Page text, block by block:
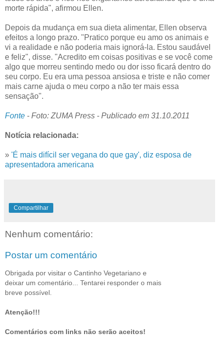
morte rápida", afirmou Ellen.
Depois da mudança em sua dieta alimentar, Ellen observa
efeitos a longo prazo. "Pratico porque eu amo os animais e
vi a realidade e não poderia mais ignorá-la. Estou saudável
e feliz", disse. "Acredito em coisas positivas e se você come
algo que morreu sentindo medo ou dor isso ficará dentro do
seu corpo. Eu era uma pessoa ansiosa e triste e não comer
mais carne ajuda o meu corpo a não ter mais essa
sensação".
Fonte - Foto: ZUMA Press - Publicado em 31.10.2011
Notícia relacionada:
» 'É mais difícil ser vegana do que gay', diz esposa de
apresentadora americana
Compartilhar
Nenhum comentário:
Postar um comentário
Obrigada por visitar o Cantinho Vegetariano e
deixar um comentário... Tentarei responder o mais
breve possível.
Atenção!!!
Comentários com links não serão aceitos!